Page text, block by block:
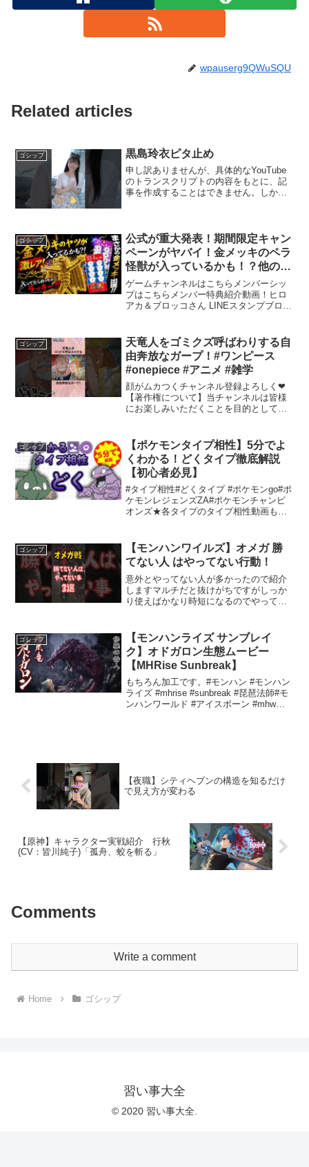
wpauserg9QWuSQU
Related articles
ゴシップ 黒島玲衣ピタ止め
申し訳ありませんが、具体的なYouTube
のトランスクリプトの内容をもとに、記
事を作成することはできません。しか
い。それに関連する情...
ゴシップ
公式が重大発表！期間限定キャン
ペーンがヤバイ！金メッキのペラ
怪獣が入っているかも！？他のフ
エラムネのおまけも黄金
に！！！？？？
ゲームチャンネルはこちらメンバーシッ
プはこちらメンバー特典紹介動画！ヒロ
アカ＆ブロッコさん LINEスタンプブロッ
ブロッコさん弟登場！第5弾 ブロッコさ
ん...
ゴシップ
天竜人をゴミクズ呼ばわりする自
由奔放なガープ！#ワンピース
#onepiece #アニメ #雑学
顔がムカつくチャンネル登録よろしく❤︎
【著作権について】当チャンネルは皆様
にお楽しみいただくことを目的としてお
で掲載されている画像等の著作権や肖像
権は、権利所有者様に帰...
ゴシップ
【ポケモンタイプ相性】5分でよ
くわかる！どくタイプ徹底解説
【初心者必見】
#タイプ相性#どくタイプ #ポケモンgo#ポ
ケモンレジェンズZA#ポケモンチャンピ
オンズ★各タイプのタイプ相性動画も公
性動画 一覧」から飛べます！↓ポケモン
の...
ゴシップ
【モンハンワイルズ】オメガ 勝
てない人 はやってない行動！
意外とやってない人が多かったので紹介
しますマルチだと抜けがちですがしっか
り使えばかなり時短になるのでやってみ
挑戦的なコンテンツですが、効果的な戦
略を用いることで勝利を収...
ゴシップ
【モンハンライズ サンブレイ
ク】オドガロン生態ムービー
【MHRise Sunbreak】
もちろん加工です。#モンハン #モンハン
ライズ #mhrise #sunbreak #琵琶法師#モ
ンハンワールド #アイスボーン #mhw
【夜職】シティヘブンの構造を知るだけ
で見え方が変わる
【原神】キャラクター実戦紹介 行秋
(CV：皆川純子)「孤舟、蛟を斬る」
Comments
Write a comment
Home ゴシップ
習い事大全
© 2020 習い事大全.